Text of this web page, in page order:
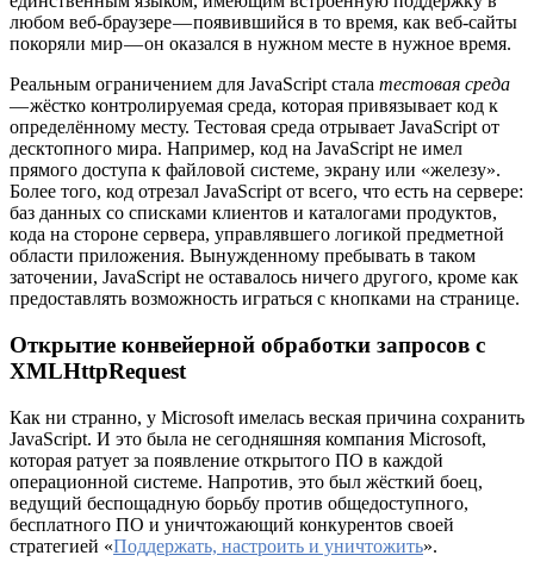
любом веб-браузере — появившийся в то время, как веб-сайты
покоряли мир — он оказался в нужном месте в нужное время.
Реальным ограничением для JavaScript стала тестовая среда
— жёстко контролируемая среда, которая привязывает код к
определённому месту. Тестовая среда отрывает JavaScript от
десктопного мира. Например, код на JavaScript не имел
прямого доступа к файловой системе, экрану или «железу».
Более того, код отрезал JavaScript от всего, что есть на сервере:
баз данных со списками клиентов и каталогами продуктов,
кода на стороне сервера, управлявшего логикой предметной
области приложения. Вынужденному пребывать в таком
заточении, JavaScript не оставалось ничего другого, кроме как
предоставлять возможность играться с кнопками на странице.
Открытие конвейерной обработки запросов с
XMLHttpRequest
Как ни странно, у Microsoft имелась веская причина сохранить
JavaScript. И это была не сегодняшняя компания Microsoft,
которая ратует за появление открытого ПО в каждой
операционной системе. Напротив, это был жёсткий боец,
ведущий беспощадную борьбу против общедоступного,
бесплатного ПО и уничтожающий конкурентов своей
стратегией «Поддержать, настроить и уничтожить».